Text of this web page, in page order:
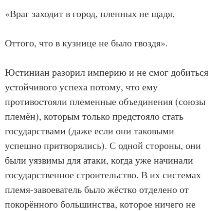
«Враг заходит в город, пленных не щадя,
Оттого, что в кузнице не было гвоздя».
Юстиниан разорил империю и не смог добиться
устойчивого успеха потому, что ему
противостояли племенные объединения (союзы
племён), которым только предстояло стать
государствами (даже если они таковыми
успешно притворялись). С одной стороны, они
были уязвимы для атаки, когда уже начинали
государственное строительство. В их системах
племя-завоеватель было жёстко отделено от
покорённого большинства, которое ничего не